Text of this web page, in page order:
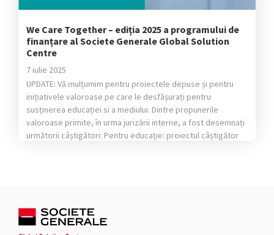
We Care Together – ediția 2025 a programului de
finanțare al Societe Generale Global Solution
Centre
7 iulie 2025
UPDATE: Vă mulțumim pentru proiectele depuse și pentru
inițiativele valoroase pe care le desfășurați pentru
susținerea educației si a mediului. Dintre propunerile
valoroase primite, în urma jurizării interne, a fost desemnați
următorii câștigători: Pentru educație: proiectul câștigător